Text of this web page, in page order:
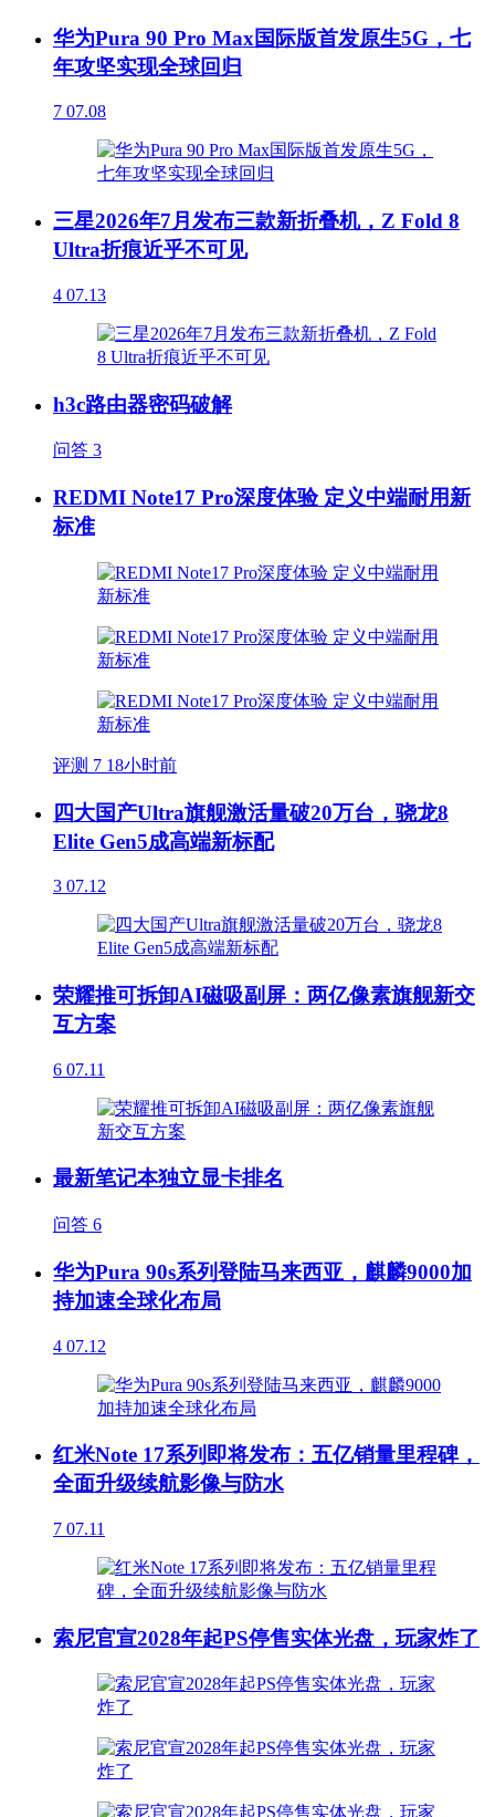
华为Pura 90 Pro Max国际版首发原生5G，七
年攻坚实现全球回归
7 07.08
三星2026年7月发布三款新折叠机，Z Fold 8
Ultra折痕近乎不可见
4 07.13
h3c路由器密码破解
问答 3
REDMI Note17 Pro深度体验 定义中端耐用新
标准
评测 7 18小时前
四大国产Ultra旗舰激活量破20万台，骁龙8
Elite Gen5成高端新标配
3 07.12
荣耀推可拆卸AI磁吸副屏：两亿像素旗舰新交
互方案
6 07.11
最新笔记本独立显卡排名
问答 6
华为Pura 90s系列登陆马来西亚，麒麟9000加
持加速全球化布局
4 07.12
红米Note 17系列即将发布：五亿销量里程碑，
全面升级续航影像与防水
7 07.11
索尼官宣2028年起PS停售实体光盘，玩家炸了